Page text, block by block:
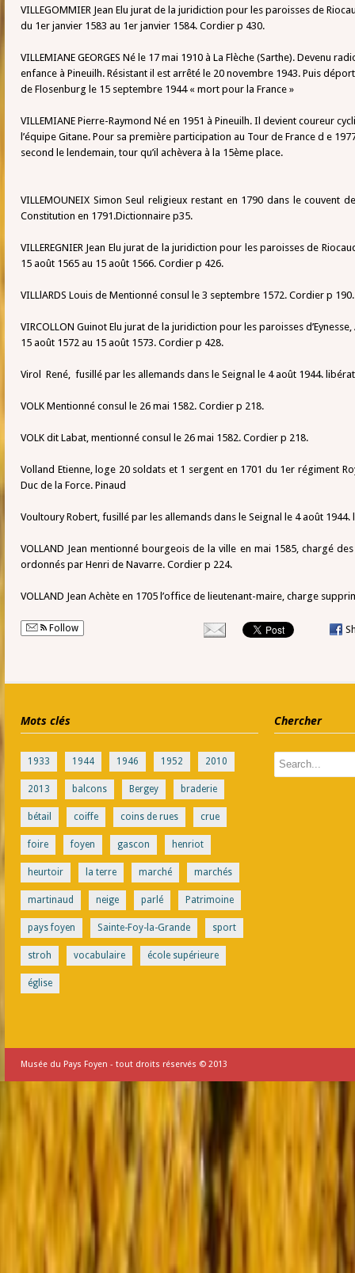
VILLEGOMMIER Jean Elu jurat de la juridiction pour les paroisses de
du 1er janvier 1583 au 1er janvier 1584. Cordier p 430.
VILLEMIANE GEORGES Né le 17 mai 1910 à La Flèche (Sarthe). Devenu
enfance à Pineuilh. Résistant il est arrêté le 20 novembre 1943. Puis
de Flosenburg le 15 septembre 1944 « mort pour la France »
VILLEMIANE Pierre-Raymond Né en 1951 à Pineuilh. Il devient coureur
l’équipe Gitane. Pour sa première participation au Tour de France d e
second le lendemain, tour qu’il achèvera à la 15ème place.
VILLEMOUNEIX Simon Seul religieux restant en 1790 dans le couvent
Constitution en 1791.Dictionnaire p35.
VILLEREGNIER Jean Elu jurat de la juridiction pour les paroisses de
15 août 1565 au 15 août 1566. Cordier p 426.
VILLlARDS Louis de Mentionné consul le 3 septembre 1572. Cordier p 190.
VIRCOLLON Guinot Elu jurat de la juridiction pour les paroisses
15 août 1572 au 15 août 1573. Cordier p 428.
Virol René, fusillé par les allemands dans le Seignal le 4 août 1944.
VOLK Mentionné consul le 26 mai 1582. Cordier p 218.
VOLK dit Labat, mentionné consul le 26 mai 1582. Cordier p 218.
Volland Etienne, loge 20 soldats et 1 sergent en 1701 du 1er régiment
Duc de la Force. Pinaud
Voultoury Robert, fusillé par les allemands dans le Seignal le 4 août 1944.
VOLLAND Jean mentionné bourgeois de la ville en mai 1585, chargé
ordonnés par Henri de Navarre. Cordier p 224.
VOLLAND Jean Achète en 1705 l’office de lieutenant-maire, charge
Follow
Mots clés
1933 1944 1946 1952 2010
2013 balcons Bergey braderie
bétail coiffe coins de rues crue
foire foyen gascon henriot
heurtoir la terre marché marchés
martinaud neige parlé Patrimoine
pays foyen Sainte-Foy-la-Grande sport
stroh vocabulaire école supérieure
église
Chercher
Musée du Pays Foyen - tout droits réservés © 2013